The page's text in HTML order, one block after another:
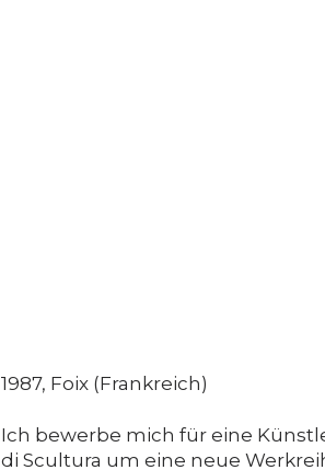
1987, Foix (Frankreich)
Ich bewerbe mich für eine
di Scultura um eine neue